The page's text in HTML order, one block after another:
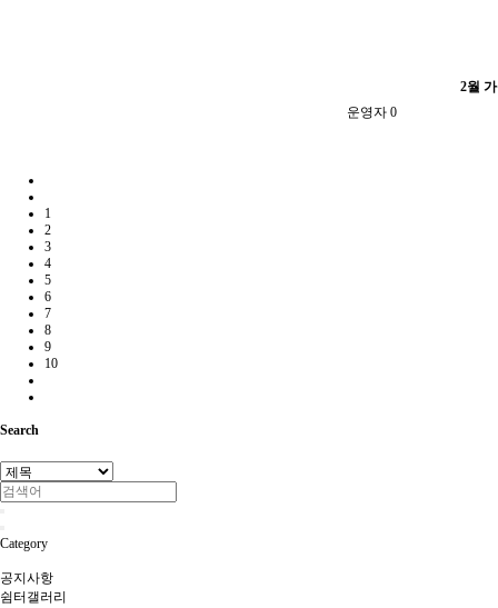
2월
운영자 0
1
2
3
4
5
6
7
8
9
10
Search
Category
공지사항
쉼터갤러리